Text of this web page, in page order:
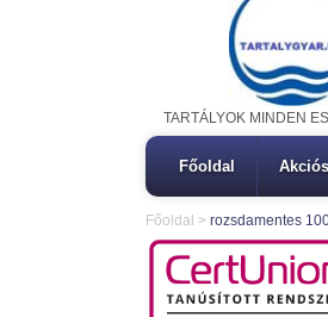
TARTÁLYOK MINDEN
Főoldal
Főoldal > rozsdamentes